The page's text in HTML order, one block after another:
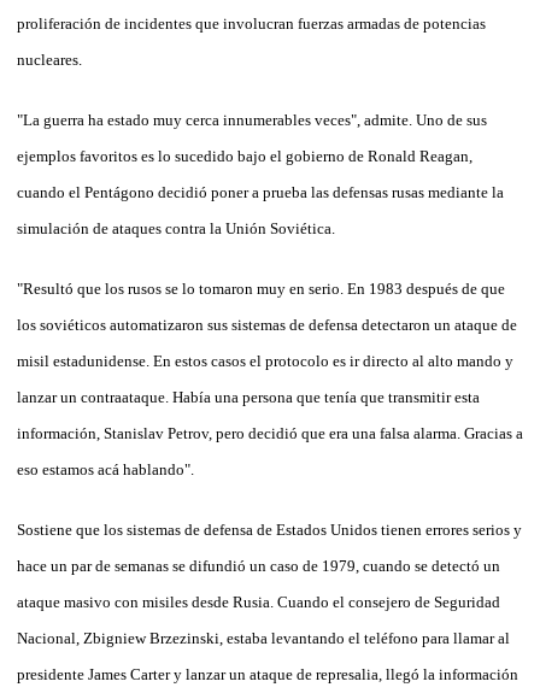
proliferación de incidentes que involucran fuerzas armadas de potencias
nucleares.
"La guerra ha estado muy cerca innumerables veces", admite. Uno de sus
ejemplos favoritos es lo sucedido bajo el gobierno de Ronald Reagan,
cuando el Pentágono decidió poner a prueba las defensas rusas mediante la
simulación de ataques contra la Unión Soviética.
"Resultó que los rusos se lo tomaron muy en serio. En 1983 después de que
los soviéticos automatizaron sus sistemas de defensa detectaron un ataque de
misil estadunidense. En estos casos el protocolo es ir directo al alto mando y
lanzar un contraataque. Había una persona que tenía que transmitir esta
información, Stanislav Petrov, pero decidió que era una falsa alarma. Gracias a
eso estamos acá hablando".
Sostiene que los sistemas de defensa de Estados Unidos tienen errores serios y
hace un par de semanas se difundió un caso de 1979, cuando se detectó un
ataque masivo con misiles desde Rusia. Cuando el consejero de Seguridad
Nacional, Zbigniew Brzezinski, estaba levantando el teléfono para llamar al
presidente James Carter y lanzar un ataque de represalia, llegó la información